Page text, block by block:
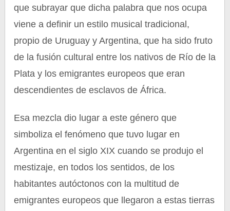
que subrayar que dicha palabra que nos ocupa
viene a definir un estilo musical tradicional,
propio de Uruguay y Argentina, que ha sido fruto
de la fusión cultural entre los nativos de Río de la
Plata y los emigrantes europeos que eran
descendientes de esclavos de África.
Esa mezcla dio lugar a este género que
simboliza el fenómeno que tuvo lugar en
Argentina en el siglo XIX cuando se produjo el
mestizaje, en todos los sentidos, de los
habitantes autóctonos con la multitud de
emigrantes europeos que llegaron a estas tierras